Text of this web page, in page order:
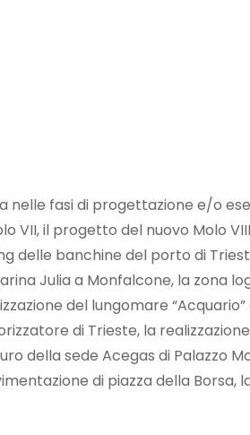
nelle fasi di progettazione e/o
VII, il progetto del nuovo Molo
delle banchine del porto di
Julia a Monfalcone, la zona
del lungomare
di Trieste, la
della sede Acegas di Palazzo
di piazza della Borsa,